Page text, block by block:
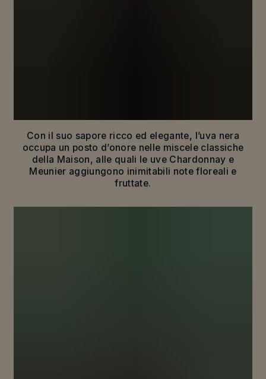
Con il suo sapore ricco ed elegante, l’uva nera
occupa un posto d’onore nelle miscele classiche
della Maison, alle quali le uve Chardonnay e
Meunier aggiungono inimitabili note floreali e
fruttate.